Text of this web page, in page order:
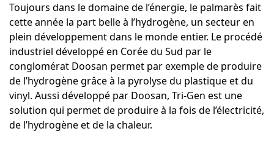
Toujours dans le domaine de l’énergie, le palmarès fait
cette année la part belle à l’hydrogène, un secteur en
plein développement dans le monde entier. Le procédé
industriel développé en Corée du Sud par le
conglomérat Doosan permet par exemple deproduire
de l’hydrogène grâce à la pyrolyse du plastique et du
vinyl. Aussi développé par Doosan, Tri-Gen est une
solution qui permet de produire à la fois de l’électricité,
de l’hydrogène et de la chaleur.